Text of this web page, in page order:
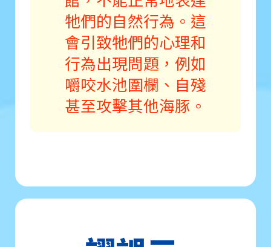
牠們的自然行為。這
會引致牠們的心理和
行為出現問題，例如
嚼咬水池圍欄、自殘
甚至攻擊其他海豚。